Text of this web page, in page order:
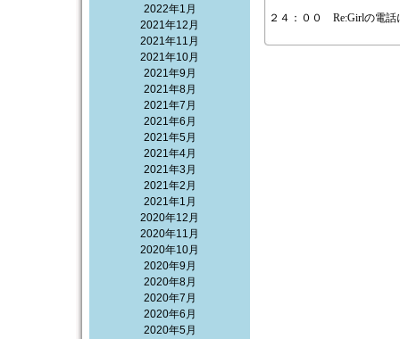
2022年1月
2021年12月
2021年11月
2021年10月
2021年9月
2021年8月
2021年7月
2021年6月
2021年5月
2021年4月
2021年3月
2021年2月
2021年1月
2020年12月
2020年11月
2020年10月
2020年9月
2020年8月
2020年7月
2020年6月
2020年5月
２４：００ Re:Girlの電